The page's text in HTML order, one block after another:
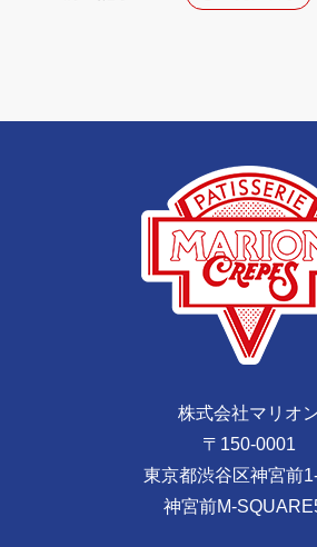
株式会社マリオ
〒150-0001
東京都渋谷区神宮前
神宮前M-